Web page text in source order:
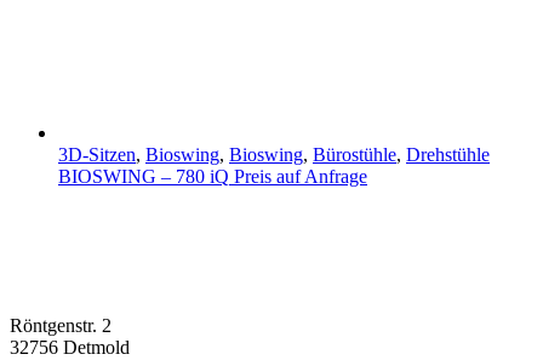
3D-Sitzen, Bioswing, Bioswing, Bürostühle, Drehstühle
BIOSWING – 780 iQ Preis auf Anfrage
Röntgenstr. 2
32756 Detmold